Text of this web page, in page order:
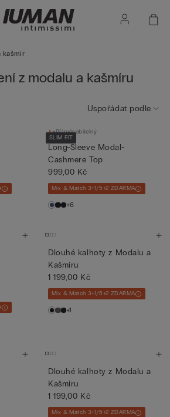
kašmír
z modalu a kašmíru
Uspořádat podle
SLIM FIT
Přizpůsobitelný
Long-Sleeve Modal-
Cashmere Top
999,00 Kč
Mix & Match 3+1/5+2 ZDARMA
+6
Dlouhé kalhoty z Modalu a
Kašmíru
1 199,00 Kč
Mix & Match 3+1/5+2 ZDARMA
+1
Dlouhé kalhoty z Modalu a
Kašmíru
1 199,00 Kč
Mix & Match 3+1/5+2 ZDARMA